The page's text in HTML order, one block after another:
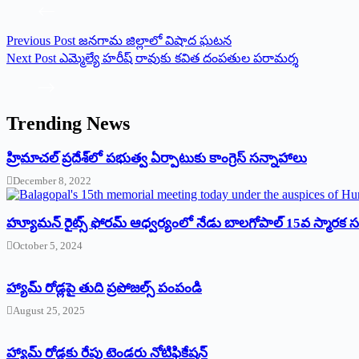
Previous Post జనగామ జిల్లాలో విషాద ఘటన
Next Post ఎమ్మెల్యే హరీష్‌ ‌రావుకు కవిత దంపతుల పరామర్శ
Trending News
‌హ్రిమాచల్‌ ‌ప్రదేశ్‌లో పభుత్వ ఏర్పాటుకు కాంగ్రెస్‌ ‌సన్నాహాలు
December 8, 2022
హ్యూమన్‌ రైట్స్‌ ఫోరమ్‌ ఆధ్వర్యంలో నేడు బాలగోపాల్‌ 15వ స్మారక
October 5, 2024
హ్యామ్‌ రోడ్లపై తుది ప్రపోజల్స్‌ పంపండి
August 25, 2025
హ్యామ్‌ రోడ్లకు రేపు టెండరు నోటిఫికేషన్‌